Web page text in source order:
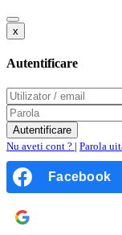
x
Autentificare
Nu aveti cont ? | Parola
Facebook